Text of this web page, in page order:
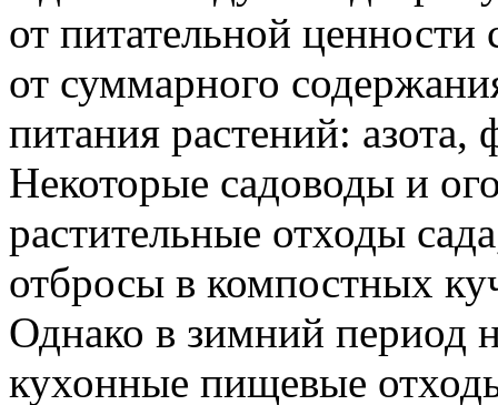
от питательной ценности
от суммарного
питания растений:
Некоторые садоводы и
растительные отходы
отбросы в компостных
Однако в зимний период
кухонные пищевые